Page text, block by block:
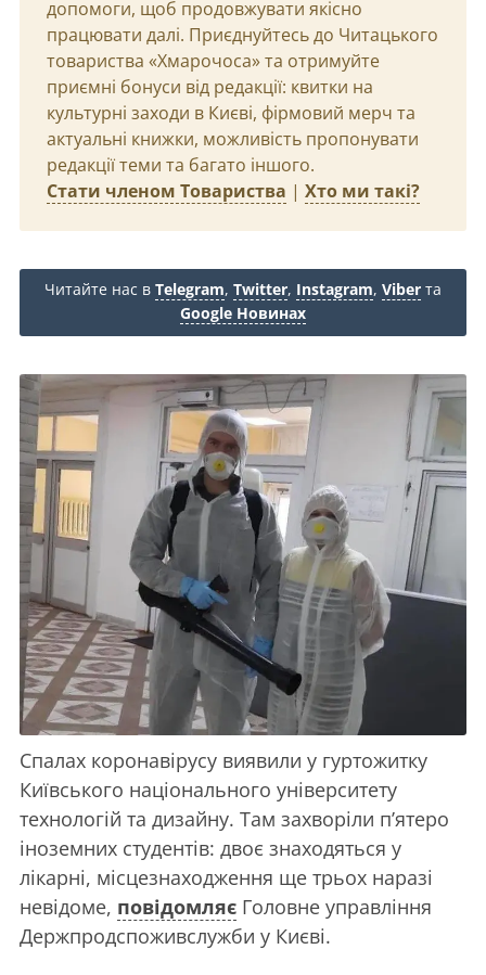
допомоги, щоб продовжувати якісно
працювати далі. Приєднуйтесь до Читацького
товариства «Хмарочоса» та отримуйте
приємні бонуси від редакції: квитки на
культурні заходи в Києві, фірмовий мерч та
актуальні книжки, можливість пропонувати
редакції теми та багато іншого.
Стати членом Товариства | Хто ми такі?
Читайте нас в Telegram, Twitter, Instagram, Viber та
Google Новинах
Спалах коронавірусу виявили у гуртожитку
Київського національного університету
технологій та дизайну. Там захворіли п’ятеро
іноземних студентів: двоє знаходяться у
лікарні, місцезнаходження ще трьох наразі
невідоме, повідомляє Головне управління
Держпродспоживслужби у Києві.